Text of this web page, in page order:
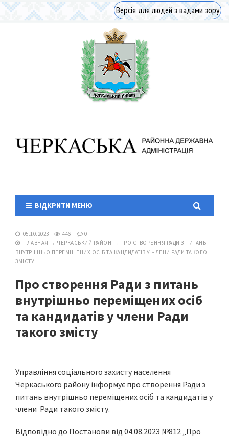
Версія для людей з вадами зору
ВІДКРИТИ МЕНЮ
05.10.2023 446
0
ГЛАВНАЯ → ЧЕРКАСЬКИЙ РАЙОН → ПРО СТВОРЕННЯ РАДИ З ПИТАНЬ
ВНУТРІШНЬО ПЕРЕМІЩЕНИХ ОСІБ ТА КАНДИДАТІВ У ЧЛЕНИ РАДИ ТАКОГО
ЗМІСТУ
Про створення Ради з питань
внутрішньо переміщених осіб
та кандидатів у члени Ради
такого змісту
Управління соціального захисту населення
Черкаського району інформує про створення Ради з
питань внутрішньо переміщених осіб та кандидатів у
члени Ради такого змісту.
Відповідно до Постанови від 04.08.2023 №812 „Про